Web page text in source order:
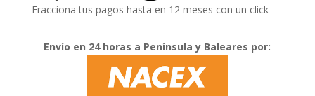
Fracciona tus pagos hasta en 12 meses con un click
Envío en 24 horas a Península y Baleares por: